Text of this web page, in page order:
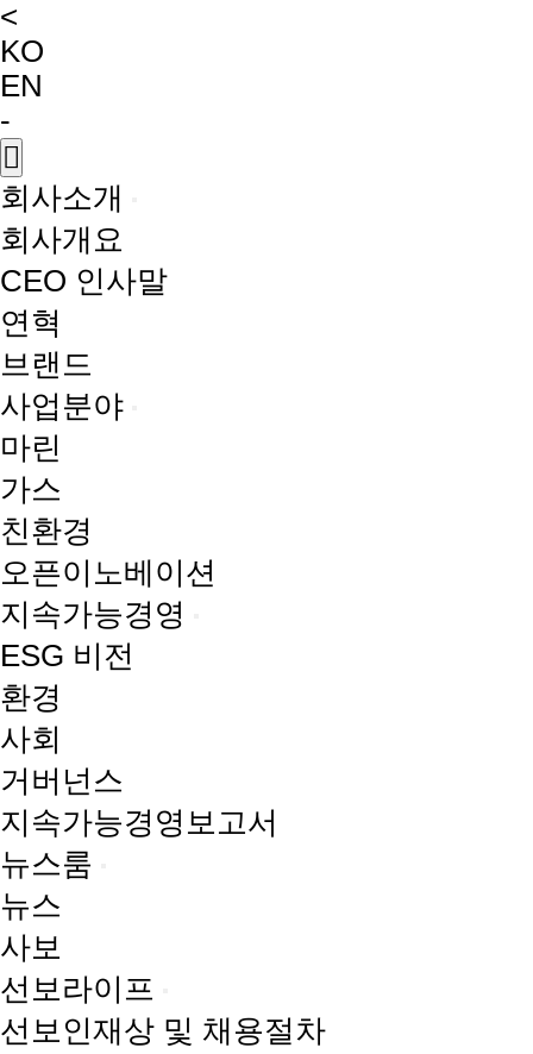
<
KO
EN
-
회사소개
회사개요
CEO 인사말
연혁
브랜드
사업분야
마린
가스
친환경
오픈이노베이션
지속가능경영
ESG 비전
환경
사회
거버넌스
지속가능경영보고서
뉴스룸
뉴스
사보
선보라이프
선보인재상 및 채용절차